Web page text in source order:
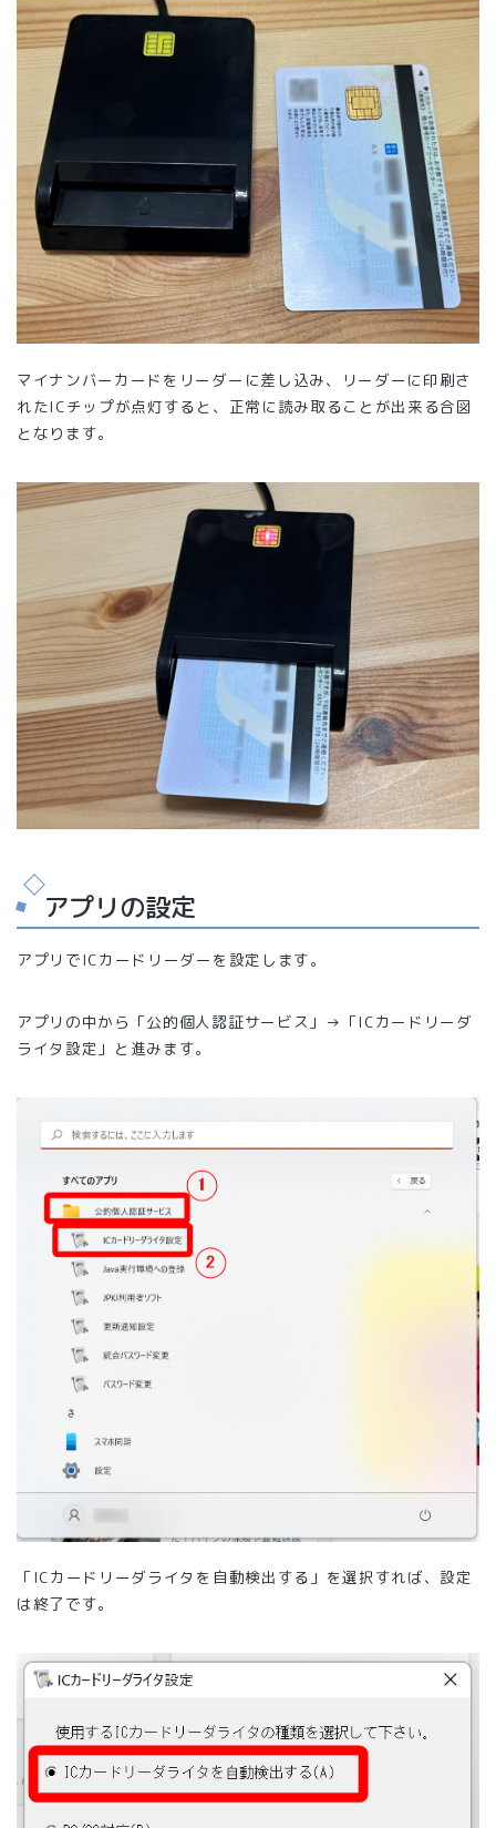
マイナンバーカードをリーダーに差し込み、リーダーに印刷さ
れたICチップが点灯すると、正常に読み取ることが出来る合図
となります。
アプリの設定
アプリでICカードリーダーを設定します。
アプリの中から「公的個人認証サービス」→「ICカードリーダ
ライタ設定」と進みます。
「ICカードリーダライタを自動検出する」を選択すれば、設定
は終了です。